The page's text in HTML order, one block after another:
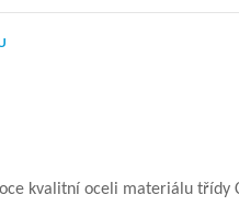
kvalitní oceli materiálu třídy